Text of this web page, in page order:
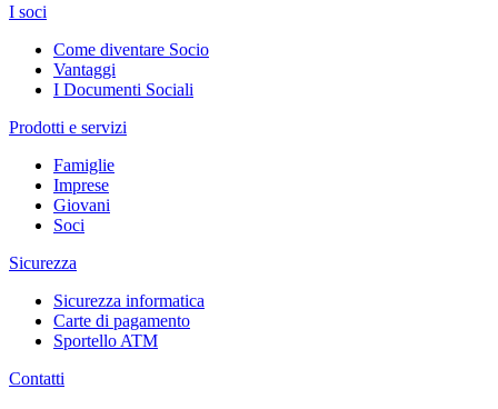
I soci
Come diventare Socio
Vantaggi
I Documenti Sociali
Prodotti e servizi
Famiglie
Imprese
Giovani
Soci
Sicurezza
Sicurezza informatica
Carte di pagamento
Sportello ATM
Contatti